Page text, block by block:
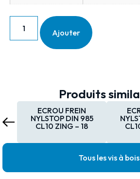
Ajouter
Produits
ECROU FREIN
NYLSTOP DIN 985
CL10 ZING – 18
Tous les vis à bois